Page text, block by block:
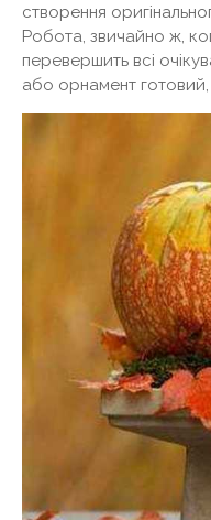
створення
Робота, звичайно ж,
перевершить всі
або орнамент